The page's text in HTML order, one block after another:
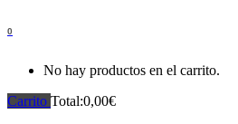
0
No hay productos en el carrito.
Carrito Total:0,00€